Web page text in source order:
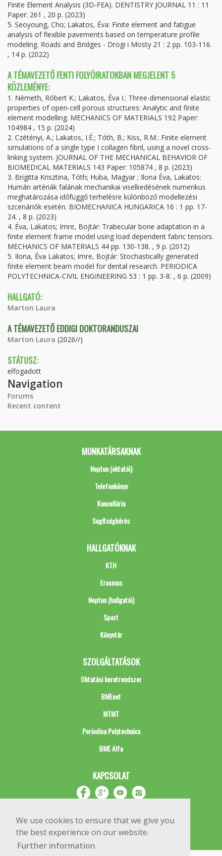
We use cookies to ensure that we give you
the best experience on our website.
Further information
Finite Element Analysis (3D-FEA). DENTISTRY JOURNAL 11 : 11
Paper: 261 , 20 p. (2023)
5. Seoyoung, Cho; Lakatos, Éva: Finite element and fatigue
analysis of flexible pavements based on temperature profile
modeling. Roads and Bridges - Drogi i Mosty 21 : 2 pp. 103-116.
, 14 p. (2022)
A TÉMAVEZETŐ FENTI FOLYÓIRATOKBAN MEGJELENT 5
KÖZLEMÉNYE:
1. Németh, Róbert K.; Lakatos, Éva I.: Three-dimensional elastic
properties of open-cell porous structures: Analytic and finite
element modelling. MECHANICS OF MATERIALS 192 Paper:
104984 , 15 p. (2024)
2. Czétényi, A.; Lakatos, I.É.; Tóth, B.; Kiss, R.M.: Finite element
simulations of a single type I collagen fibril, using a novel cross-
linking system. JOURNAL OF THE MECHANICAL BEHAVIOR OF
BIOMEDICAL MATERIALS 143 Paper: 105874 , 8 p. (2023)
3. Brigitta Krisztina, Tóth; Huba, Magyar ; Ilona Éva, Lakatos:
Humán artériák falának mechanikai viselkedésének numerikus
meghatározása időfüggő terhelésre különböző modellezési
szcenáriók esetén. BIOMECHANICA HUNGARICA 16 : 1 pp. 17-
24. , 8 p. (2023)
4. Éva, Lakatos; Imre, Bojtár: Trabecular bone adaptation in a
finite element frame model using load dependent fabric tensors.
MECHANICS OF MATERIALS 44 pp. 130-138. , 9 p. (2012)
5. Ilona, Éva Lakatos; Imre, Bojtár: Stochastically generated
finite element beam model for dental research. PERIODICA
POLYTECHNICA-CIVIL ENGINEERING 53 : 1 pp. 3-8. , 6 p. (2009)
HALLGATÓ:
Marton Laura
A TÉMAVEZETŐ EDDIGI DOKTORANDUSZAI
Marton Laura (2026//)
STÁTUSZ:
elfogadott
Navigation
Forums
Recent content
MUNKATÁRSAKNAK
Neptun (oktatói)
Telefonkönyv
Kancellária
Segítségkérés
HALLGATÓKNAK
KTH
Erasmus
Neptun (hallgatói)
Sport
Könyvtár
SZOLGÁLTATÁSOK
Oktatási keretrendszer
BMEnet
MTMT
Periodica Polytechnica
BME Alfa
KAPCSOLAT